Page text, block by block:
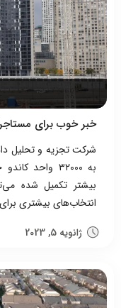
خبر خوب برای
شرکت تجزیه و تحلیل
بیشتر تکمیل شده
انتخاب‌های بیشتری
ژانویه 5, 2023